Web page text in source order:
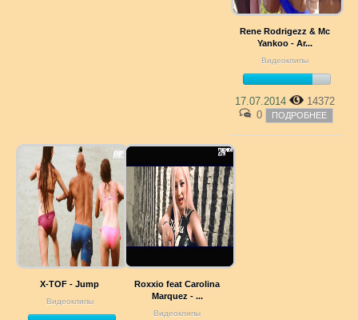
Rene Rodrigezz & Mc
Yankoo - Ar...
Видеоклипы
17.07.2014
14372
0
ПОДРОБНЕЕ
X-TOF - Jump
Видеоклипы
Roxxio feat Carolina
Marquez - ...
Видеоклипы